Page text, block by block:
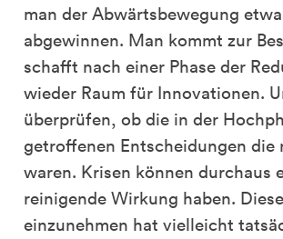
man der Abwärtsbewegung
abgewinnen. Man kommt zur
schafft nach einer Phase der
wieder Raum für Innovationen.
überprüfen, ob die in der
getroffenen Entscheidungen die
waren. Krisen können durchaus
reinigende Wirkung haben.
einzunehmen hat vielleicht